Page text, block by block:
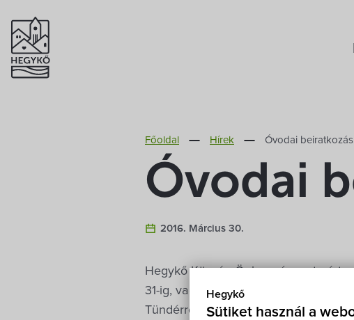
Hegykő
Sütiket használ a
Főoldal Hírek Óvodai
Óvodai
2016. Március 30.
Hegykő Község Önkormányzata
31-ig, vagy a 2016/17. nevelési év
Tündérrózsa Óvodában a 2016/2017.